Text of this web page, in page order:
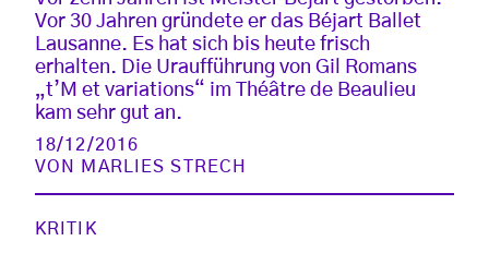
Vor 30 Jahren gründete er das Béjart Ballet
Lausanne. Es hat sich bis heute frisch
erhalten. Die Uraufführung von Gil Romans
„t’M et variations“ im Théâtre de Beaulieu
kam sehr gut an.
18/12/2016
VON MARLIES STRECH
KRITIK